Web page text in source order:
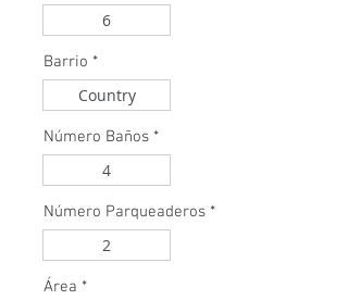
6
Barrio *
Country
Número Baños *
4
Número Parqueaderos *
2
Área *